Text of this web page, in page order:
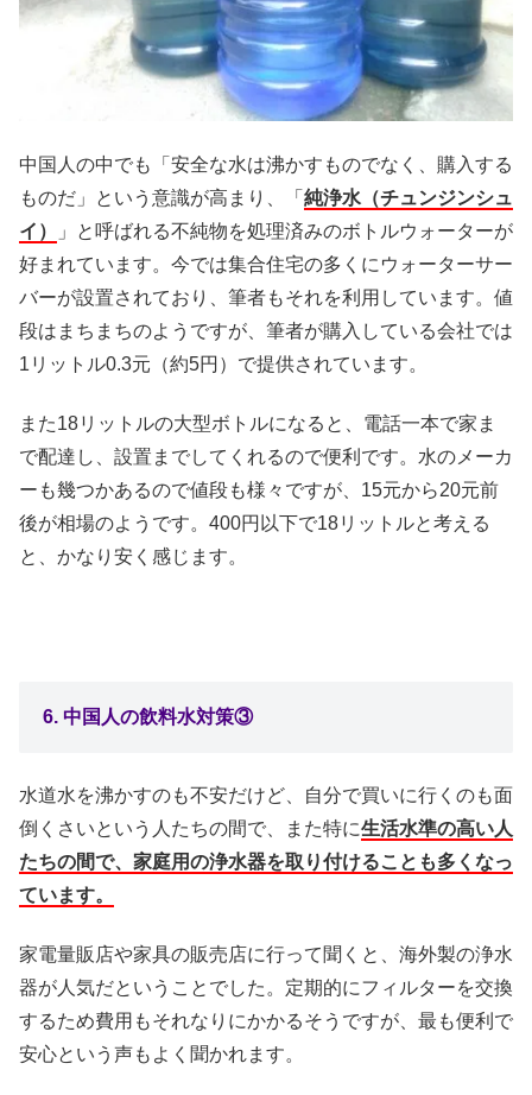
中国人の中でも「安全な水は沸かすものでなく、購入する
ものだ」という意識が高まり、「 純浄水（チュンジンシュ
イ）
」と呼ばれる不純物を処理済みのボトルウォーターが
好まれています。今では集合住宅の多くにウォーターサー
バーが設置されており、筆者もそれを利用しています。値
段はまちまちのようですが、筆者が購入している会社では
1リットル0.3元（約5円）で提供されています。
また18リットルの大型ボトルになると、電話一本で家ま
で配達し、設置までしてくれるので便利です。水のメーカ
ーも幾つかあるので値段も様々ですが、15元から20元前
後が相場のようです。400円以下で18リットルと考える
と、かなり安く感じます。
6. 中国人の飲料水対策③
水道水を沸かすのも不安だけど、自分で買いに行くのも面
倒くさいという人たちの間で、また特に生活水準の高い人
たちの間で、家庭用の浄水器を取り付けることも多くなっ
ています。
家電量販店や家具の販売店に行って聞くと、海外製の浄水
器が人気だということでした。定期的にフィルターを交換
するため費用もそれなりにかかるそうですが、最も便利で
安心という声もよく聞かれます。